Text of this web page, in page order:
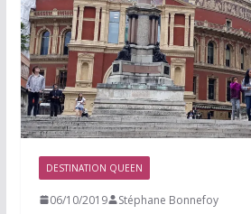
DESTINATION QUEEN
06/10/2019 Stéphane Bonnefoy